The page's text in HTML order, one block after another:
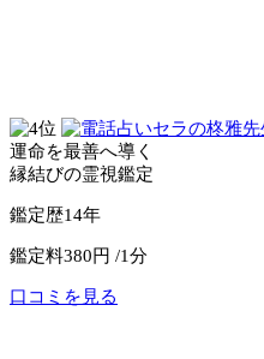
運命を最善へ導く
縁結びの霊視鑑定
鑑定歴14年
鑑定料380円 /1分
口コミを見る